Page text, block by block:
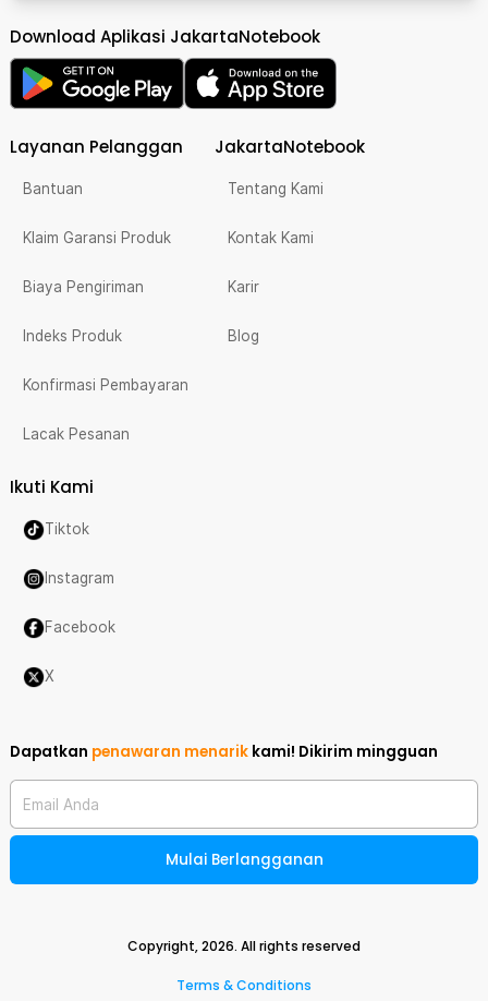
Download Aplikasi JakartaNotebook
Layanan Pelanggan
Bantuan
Klaim Garansi Produk
Biaya Pengiriman
Indeks Produk
Konfirmasi Pembayaran
Lacak Pesanan
JakartaNotebook
Tentang Kami
Kontak Kami
Karir
Blog
Ikuti Kami
Tiktok
Instagram
Facebook
X
Dapatkan penawaran menarik kami! Dikirim mingguan
Email Anda
Mulai Berlangganan
Copyright,2026. All rights reserved
Terms & Conditions